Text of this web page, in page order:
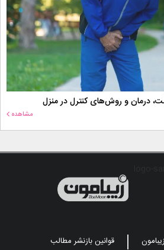
درمان و روش‌های کنترل در منزل
مشاهده
قوانین بازنشر مطالب